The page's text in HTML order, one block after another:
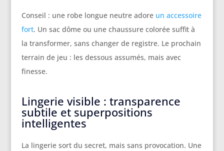
Conseil : une robe longue neutre adore un accessoire
fort. Un sac dôme ou une chaussure colorée suffit à
la transformer, sans changer de registre. Le prochain
terrain de jeu : les dessous assumés, mais avec
finesse.
Lingerie visible : transparence
subtile et superpositions
intelligentes
La lingerie sort du secret, mais sans provocation. Une